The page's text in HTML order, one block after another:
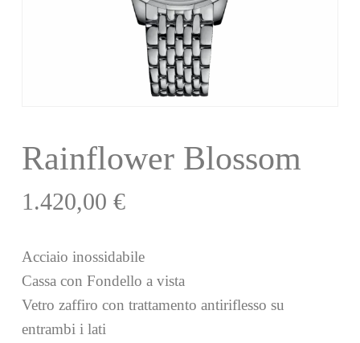
Rainflower Blossom
1.420,00 €
Acciaio inossidabile
Cassa con Fondello a vista
Vetro zaffiro con trattamento antiriflesso su
entrambi i lati